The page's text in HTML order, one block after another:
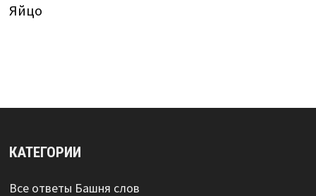
Яйцо
КАТЕГОРИИ
Все ответы Башня слов